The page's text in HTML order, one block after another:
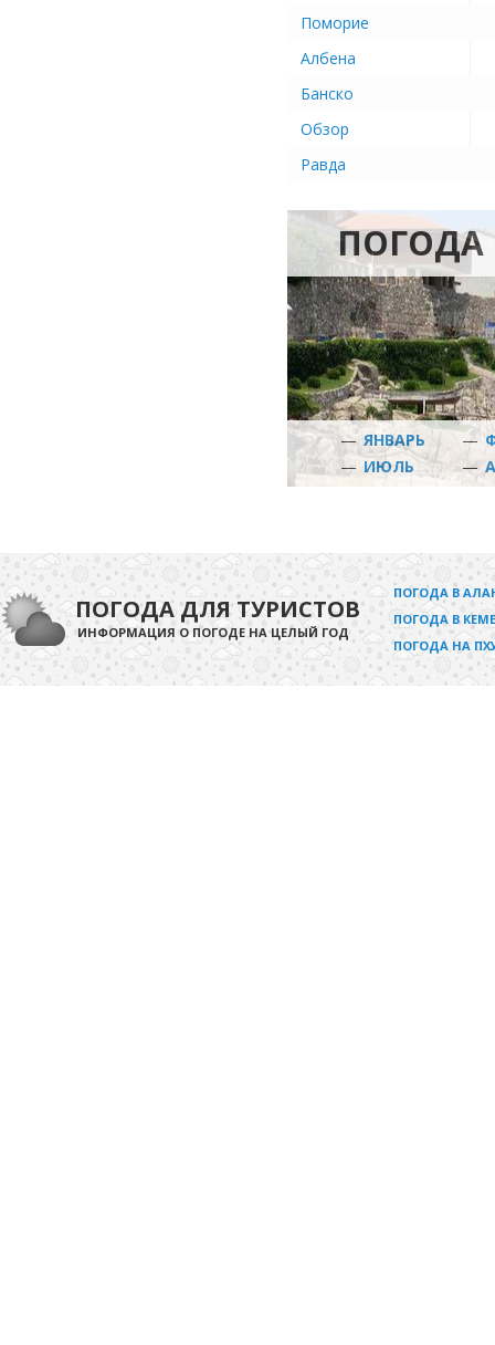
Поморие
Албена
Банско
Обзор
Равда
ПОГОДА
— ЯНВАРЬ —
— ИЮЛЬ —
ПОГОДА ДЛЯ ТУРИСТОВ
ИНФОРМАЦИЯ О ПОГОДЕ НА ЦЕЛЫЙ ГОД
ПОГОДА В
ПОГОДА В
ПОГОДА НА